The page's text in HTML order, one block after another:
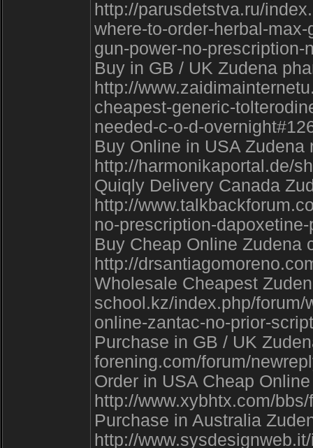
http://parusdetstva.ru/
where-to-order-herbal-
gun-power-no-prescription-
Buy in GB / UK Zudena
http://
cheapest-generic-
needed-c-o-d-
Buy Online in USA
http://harmonikaportal.de/
Quiqly Delivery Canada
http://
no-prescription-
Buy Cheap Online Zudena
http://
Wholesale Cheapest
school.kz/index.php/forum/
online-zantac-no-prior-
Purchase in GB / UK
forening.com/forum/
Order in USA Cheap
http://www.xybhtx.com/
Purchase in Australia
http://